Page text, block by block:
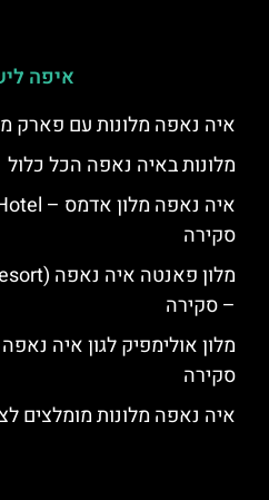
איפה
איה נאפה מלונות עם פארק
מלונות באיה נאפה הכל כלול
סקירה
– סקירה
סקירה
איה נאפה מלונות מומלצים